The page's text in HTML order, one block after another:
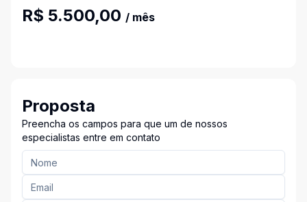
R$ 5.500,00 / mês
Proposta
Preencha os campos para que um de nossos
especialistas entre em contato